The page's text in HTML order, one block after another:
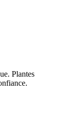
Plantes